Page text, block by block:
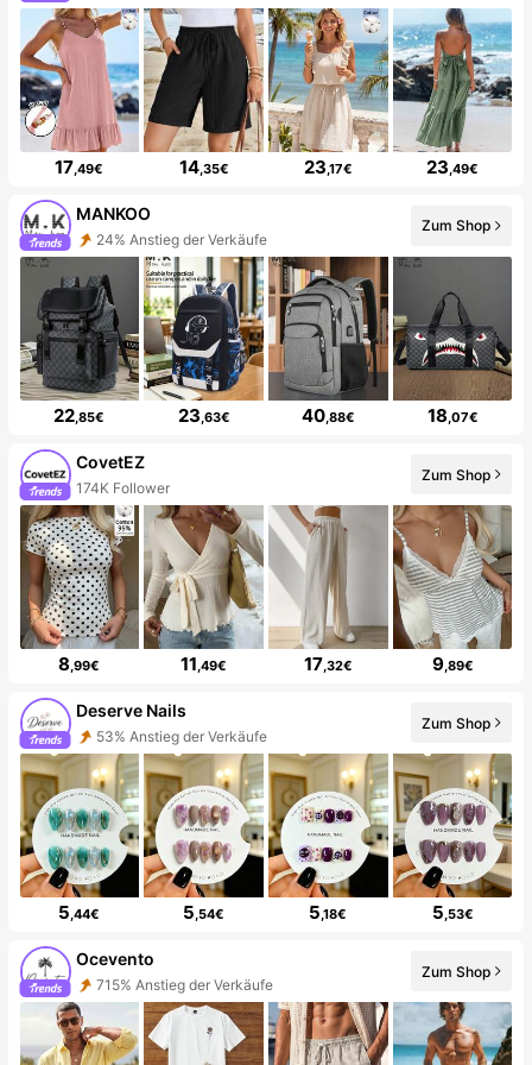
17,49€ 14,35€ 23,17€ 23,49€
MANKOO
24% Anstieg der Verkäufe
Zum Shop
22,85€ 23,63€ 40,88€ 18,07€
CovetEZ
174K Follower
Zum Shop
8,99€ 11,49€ 17,32€ 9,89€
Deserve Nails
53% Anstieg der Verkäufe
Zum Shop
5,44€ 5,54€ 5,18€ 5,53€
Ocevento
715% Anstieg der Verkäufe
Zum Shop